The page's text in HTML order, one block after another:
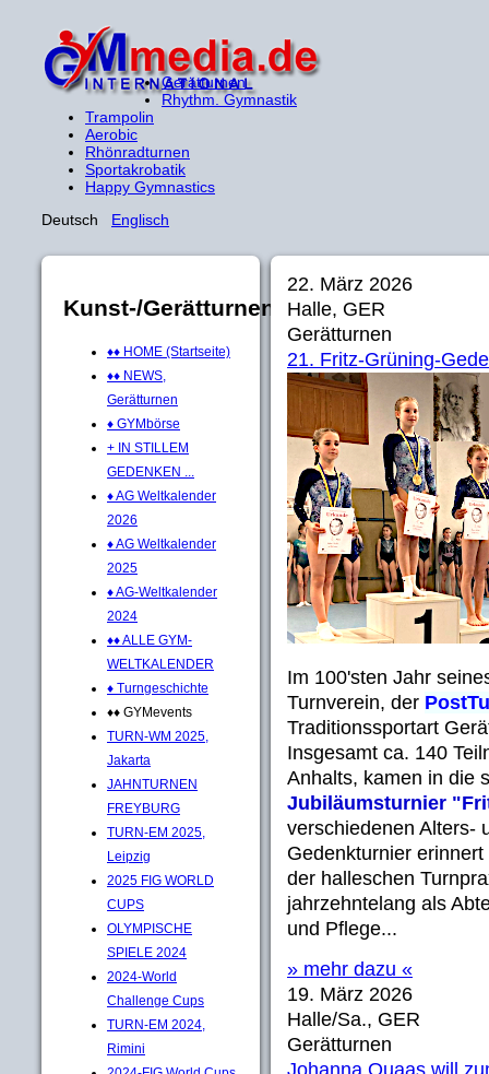
Gerätturnen
Rhythm. Gymnastik
Trampolin
Aerobic
Rhönradturnen
Sportakrobatik
Happy Gymnastics
Deutsch Englisch
Kunst-/Gerätturnen
♦♦ HOME (Startseite)
♦♦ NEWS,
Gerätturnen
♦ GYMbörse
+ IN STILLEM
GEDENKEN ...
♦ AG Weltkalender
2026
♦ AG Weltkalender
2025
♦ AG-Weltkalender
2024
♦♦ ALLE GYM-
WELTKALENDER
♦ Turngeschichte
♦♦ GYMevents
TURN-WM 2025,
Jakarta
JAHNTURNEN
FREYBURG
TURN-EM 2025,
Leipzig
2025 FIG WORLD
CUPS
OLYMPISCHE
SPIELE 2024
2024-World
Challenge Cups
TURN-EM 2024,
Rimini
22. März 2026
Halle, GER
Gerätturnen
21. Fritz-Grüning-
Im 100'sten Jahr
Turnverein, der
Traditionssportart
Insgesamt ca. 140
Anhalts, kamen in die
Jubiläumsturnier
verschiedenen Alters-
Gedenkturnier
der halleschen
jahrzehntelang als
und Pflege...
» mehr dazu «
19. März 2026
Halle/Sa., GER
Gerätturnen
Johanna Quaas will